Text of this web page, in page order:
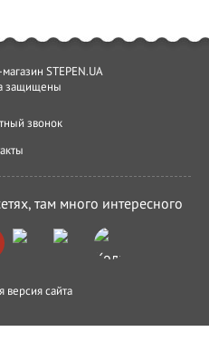
STEPEN.UA
защищены
звонок
там много интересного
версия сайта